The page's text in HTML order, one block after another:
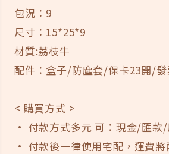
包況：9
尺寸：15*25*9
材質:荔枝牛
配件：盒子/防塵套/保卡23開/
< 購買方式 >
· 付款方式多元 可：現金/匯款
· 付款後一律使用宅配，運費將